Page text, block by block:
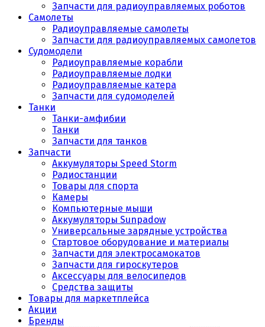
Запчасти для радиоуправляемых роботов
Самолеты
Радиоуправляемые самолеты
Запчасти для радиоуправляемых самолетов
Судомодели
Радиоуправляемые корабли
Радиоуправляемые лодки
Радиоуправляемые катера
Запчасти для судомоделей
Танки
Танки-амфибии
Танки
Запчасти для танков
Запчасти
Аккумуляторы Speed Storm
Радиостанции
Товары для спорта
Камеры
Компьютерные мыши
Аккумуляторы Sunpadow
Универсальные зарядные устройства
Стартовое оборудование и материалы
Запчасти для электросамокатов
Запчасти для гироскутеров
Аксессуары для велосипедов
Средства защиты
Товары для маркетплейса
Акции
Бренды